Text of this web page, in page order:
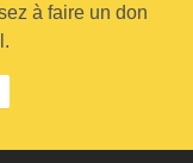
à faire un don